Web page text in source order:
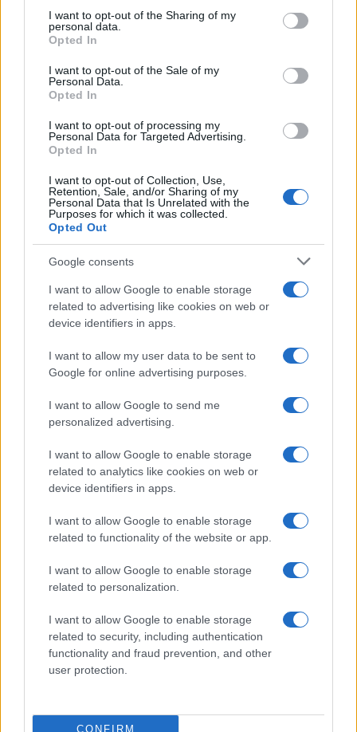
not limited to your visit or usage behaviour. You may click to
grant or deny consent to Google and its third-party tags to
use your data for below specified purposes in below Google
consent section.
I want to opt-out of the Sharing of my
personal data.
Opted In
I want to opt-out of the Sale of my
Personal Data.
Opted In
I want to opt-out of processing my
Personal Data for Targeted Advertising.
Opted In
I want to opt-out of Collection, Use,
Retention, Sale, and/or Sharing of my
Personal Data that Is Unrelated with the
Purposes for which it was collected.
Opted Out
Google consents
I want to allow Google to enable storage
related to advertising like cookies on web or
device identifiers in apps.
I want to allow my user data to be sent to
Google for online advertising purposes.
I want to allow Google to send me
personalized advertising.
I want to allow Google to enable storage
related to analytics like cookies on web or
device identifiers in apps.
I want to allow Google to enable storage
related to functionality of the website or app.
I want to allow Google to enable storage
related to personalization.
I want to allow Google to enable storage
related to security, including authentication
functionality and fraud prevention, and other
user protection.
CONFIRM
Michelle Hunziker in Gallura, bella anche dal
Calangianus, dopo le polemiche il centro
accoglienza minori chiude
Olbia, divieto di sosta contro spaccio e degrado:
esplode la protesta
Pausa caffè impeccabile: come scegliere la
soluzione ideale per la casa e l’ufficio
Monte Pino, la fine di un lungo dolore: storia e
rinascita della strada che segnò la Gallura
Raid nelle campagne di Berchidda, rischio per
Mario Malu
Paolo Pinna